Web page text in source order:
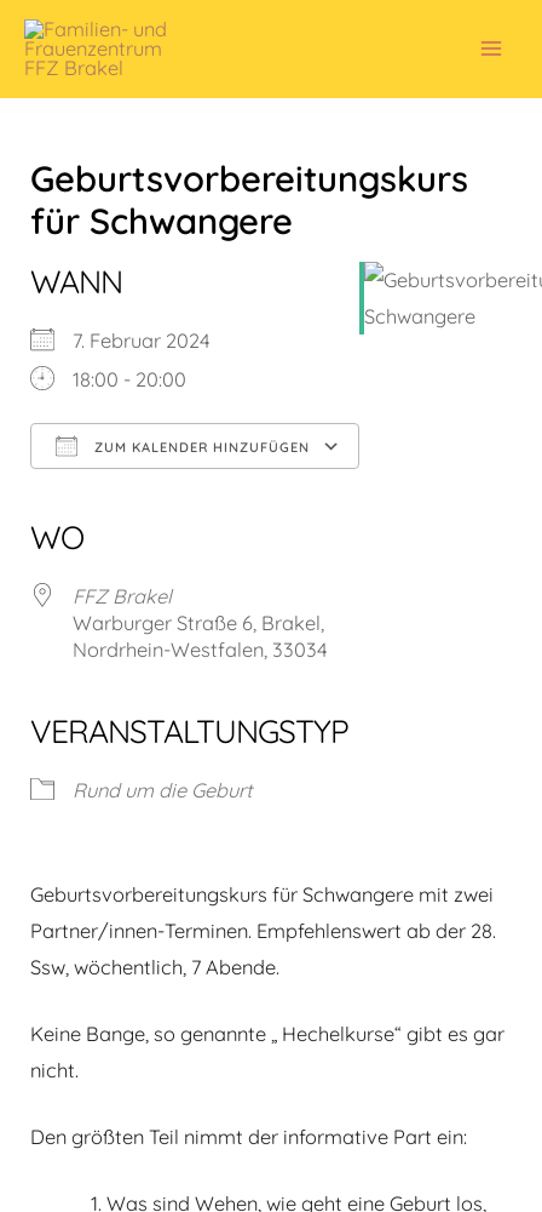
Zum
Inhalt
Geburtsvorbereitungskurs
für Schwangere
WANN
7. Februar 2024
18:00 - 20:00
ZUM KALENDER HINZUFÜGEN
WO
FFZ Brakel
Warburger Straße 6, Brakel,
Nordrhein-Westfalen, 33034
VERANSTALTUNGSTYP
Rund um die Geburt
Geburtsvorbereitungskurs für Schwangere mit zwei
Partner/innen-Terminen. Empfehlenswert ab der 28.
Ssw, wöchentlich, 7 Abende.
Keine Bange, so genannte „ Hechelkurse“ gibt es gar
nicht.
Den größten Teil nimmt der informative Part ein:
Was sind Wehen, wie geht eine Geburt los,